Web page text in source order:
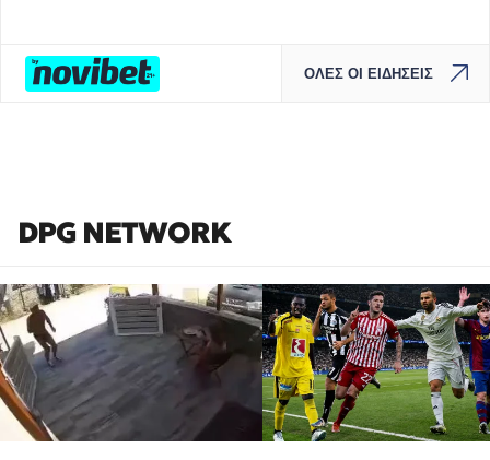
ΟΛΕΣ ΟΙ ΕΙΔΗΣΕΙΣ
DPG NETWORK